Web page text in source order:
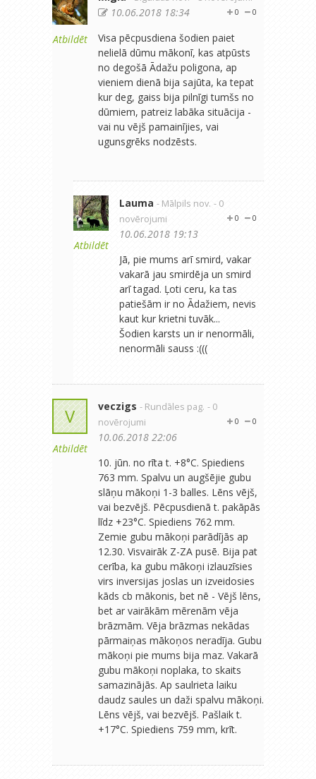
Atbildēt
0
0
10.06.2018 18:34
Visa pēcpusdiena šodien paiet
nelielā dūmu mākonī, kas atpūsts
no degošā Ādažu poligona, ap
vieniem dienā bija sajūta, ka tepat
kur deg, gaiss bija pilnīgi tumšs no
dūmiem, patreiz labāka situācija -
vai nu vējš pamainījies, vai
ugunsgrēks nodzēsts.
Atbildēt
Lauma - Mālpils nov. - 0
novērojumi
0
0
10.06.2018 19:13
Jā, pie mums arī smird, vakar
vakarā jau smirdēja un smird
arī tagad. Ļoti ceru, ka tas
patiešām ir no Ādažiem, nevis
kaut kur krietni tuvāk...
Šodien karsts un ir nenormāli,
nenormāli sauss :(((
V
Atbildēt
veczigs - Rundāles pag. - 0
novērojumi
0
0
10.06.2018 22:06
10. jūn. no rīta t. +8°C. Spiediens
763 mm. Spalvu un augšējie gubu
slāņu mākoņi 1-3 balles. Lēns vējš,
vai bezvējš. Pēcpusdienā t. pakāpās
līdz +23°C. Spiediens 762 mm.
Zemie gubu mākoņi parādījās ap
12.30. Visvairāk Z-ZA pusē. Bija pat
cerība, ka gubu mākoņi izlauzīsies
virs inversijas joslas un izveidosies
kāds cb mākonis, bet nē - Vējš lēns,
bet ar vairākām mērenām vēja
brāzmām. Vēja brāzmas nekādas
pārmaiņas mākoņos neradīja. Gubu
mākoņi pie mums bija maz. Vakarā
gubu mākoņi noplaka, to skaits
samazinājās. Ap saulrieta laiku
daudz saules un daži spalvu mākoņi.
Lēns vējš, vai bezvējš. Pašlaik t.
+17°C. Spiediens 759 mm, krīt.